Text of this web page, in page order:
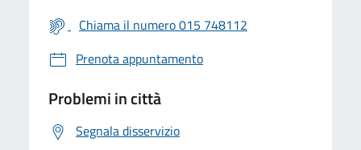
Chiama il numero 015 748112
Prenota appuntamento
Problemi in città
Segnala disservizio